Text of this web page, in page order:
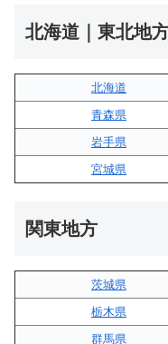
北海道｜東北地
北海道
青森県
岩手県
宮城県
関東地方
茨城県
栃木県
群馬県